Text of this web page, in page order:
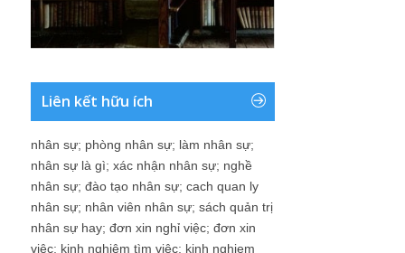
Liên kết hữu ích
nhân sự; phòng nhân sự; làm nhân sự;
nhân sự là gì; xác nhận nhân sự; nghề
nhân sự; đào tạo nhân sự; cach quan ly
nhân sự; nhân viên nhân sự; sách quản trị
nhân sự hay; đơn xin nghỉ việc; đơn xin
việc; kinh nghiệm tìm việc; kinh nghiem